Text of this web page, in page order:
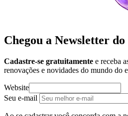
Chegou a Newsletter do
Cadastre-se gratuitamente e receba
renovações e novidades do mundo do
Website
Seu e-mail